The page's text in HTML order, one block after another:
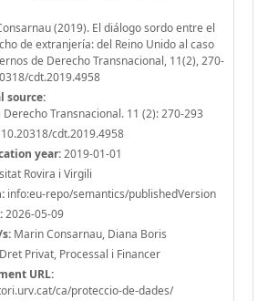
(2019). El diálogo sordo entre el
de extranjería: del Reino Unido al caso
de Derecho Transnacional, 11(2), 270-
cdt.2019.4958
source:
Transnacional. 11 (2): 270-293
10.20318/cdt.2019.4958
year:2019-01-01
Rovira i Virgili
info:eu-repo/semantics/publishedVersion
2026-05-09
Marin Consarnau, Diana Boris
Dret Privat, Processal i Financer
URL:
ca/proteccio-de-dades/